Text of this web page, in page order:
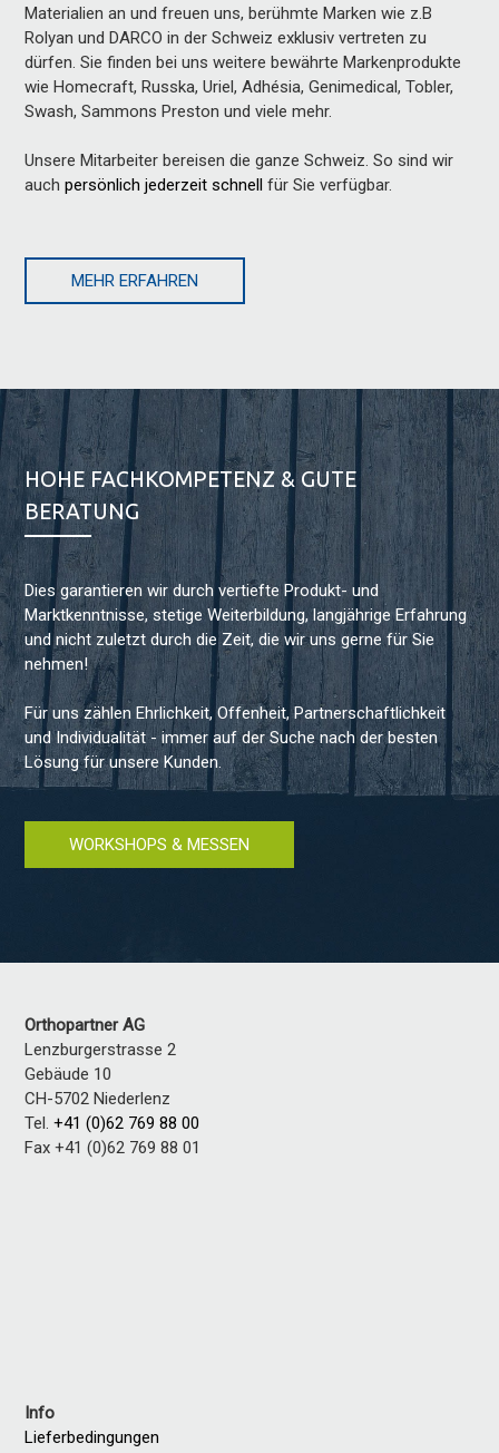
Materialien an und freuen uns, berühmte Marken wie z.B
Rolyan und DARCO in der Schweiz exklusiv vertreten zu
dürfen. Sie finden bei uns weitere bewährte Markenprodukte
wie Homecraft, Russka, Uriel, Adhésia, Genimedical, Tobler,
Swash, Sammons Preston und viele mehr.
Unsere Mitarbeiter bereisen die ganze Schweiz. So sind wir
auchpersönlich jederzeit schnell für Sie verfügbar.
MEHR ERFAHREN
HOHE FACHKOMPETENZ & GUTE
BERATUNG
Dies garantieren wir durch vertiefte Produkt- und
Marktkenntnisse, stetige Weiterbildung, langjährige Erfahrung
und nicht zuletzt durch die Zeit, die wir uns gerne für Sie
nehmen!
Für uns zählen Ehrlichkeit, Offenheit, Partnerschaftlichkeit
und Individualität - immer auf der Suche nach der besten
Lösung für unsere Kunden.
WORKSHOPS & MESSEN
Orthopartner AG
Lenzburgerstrasse 2
Gebäude 10
CH-5702 Niederlenz
Tel.+41 (0)62 769 88 00
Fax +41 (0)62 769 88 01
Info
Lieferbedingungen